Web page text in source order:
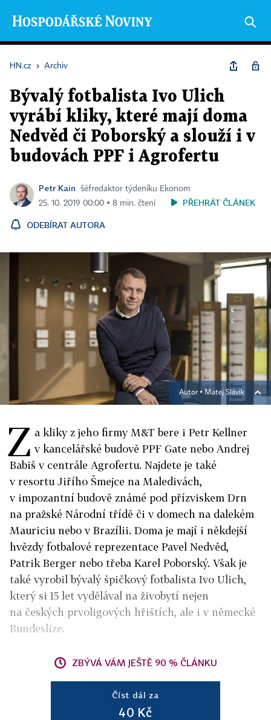
HN.cz › Archiv
Bývalý fotbalista Ivo Ulich
vyrábí kliky, které mají doma
Nedvěd či Poborský a slouží i v
budovách PPF i Agrofertu
Petr Kain
šéfredaktor týdeníku Ekonom
25. 10. 2019 00:00 ▪ 8 min. čtení
PŘEHRÁT ČLÁNEK
ODEBÍRAT AUTORA
Autor ▪Matej Slávik
Z a kliky z jeho firmy M&T bere i Petr Kellner
v kancelářské budově PPF Gate nebo Andrej
Babiš v centrále Agrofertu. Najdete je také
v resortu Jiřího Šmejce na Maledivách,
v impozantní budově známé pod přízviskem Drn
na pražské Národní třídě či v domech na dalekém
Mauriciu nebo v Brazílii. Doma je mají i někdejší
hvězdy fotbalové reprezentace Pavel Nedvěd,
Patrik Berger nebo třeba Karel Poborský. Však je
také vyrobil bývalý špičkový fotbalista Ivo Ulich,
který si 15 let vydělával na živobytí nejen
na českých prvoligových hřištích, ale i v německé
Bundeslize.
ZBÝVÁ VÁM JEŠTĚ 90 % ČLÁNKU
Číst dál za
40 Kč